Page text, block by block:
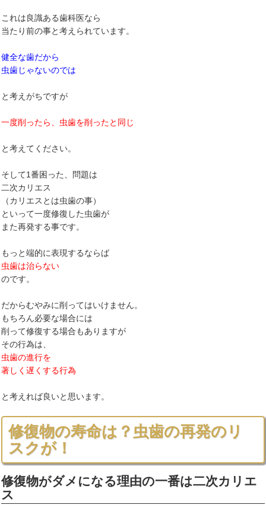
これは良識ある歯科医なら
当たり前の事と考えられています。
健全な歯だから
虫歯じゃないのでは
と考えがちですが
一度削ったら、虫歯を削ったと同じ
と考えてください。
そして1番困った、問題は
二次カリエス
（カリエスとは虫歯の事）
といって一度修復した虫歯が
また再発する事です。
もっと端的に表現するならば
虫歯は治らない
のです。
だからむやみに削ってはいけません。
もちろん必要な場合には
削って修復する場合もありますが
その行為は、
虫歯の進行を
著しく遅くする行為
と考えれば良いと思います。
修復物の寿命は？虫歯の再発のリ
スクが！
修復物がダメになる理由の一番は二次カリエ
ス